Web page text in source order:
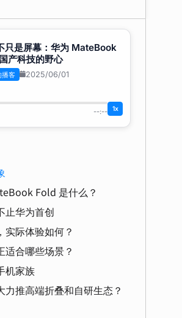
只是屏幕：华为 MateBook
产科技的野心
客 2025/06/01
--:-- 1x
Fold 是什么？
止华为首创
实际体验如何？
适合哪些场景？
机家族
力推高端折叠和自研生态？